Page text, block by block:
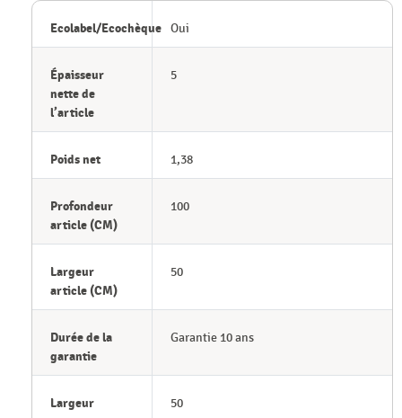
Ecolabel/Ecochèque Oui
Épaisseur
nette de
l’article
5
Poids net 1,38
Profondeur
article (CM)
100
Largeur
article (CM)
50
Durée de la
garantie
Garantie 10 ans
Largeur 50